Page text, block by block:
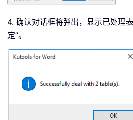
4. 确认对话框将弹出，显示已处理
定”。